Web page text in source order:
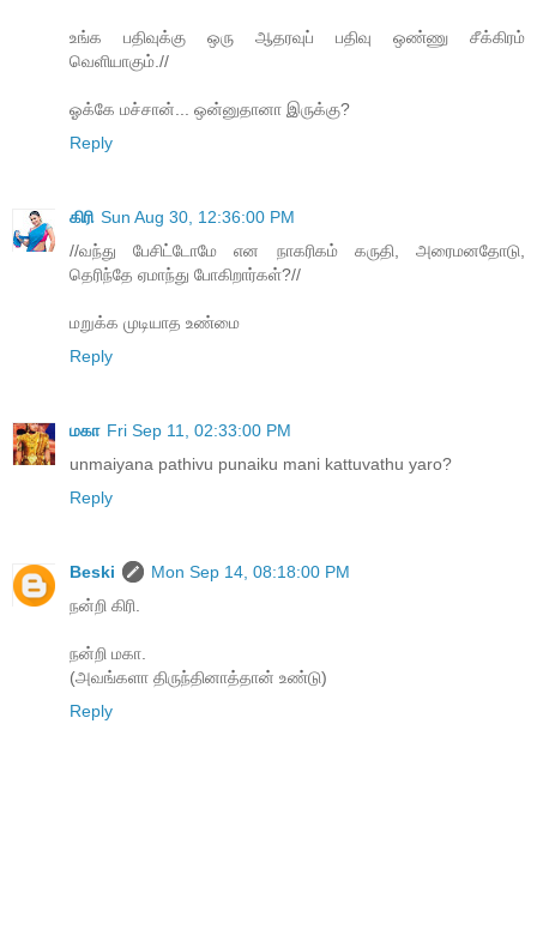
உங்க பதிவுக்கு ஒரு ஆதரவுப் பதிவு ஒண்ணு சீக்கிரம்
வெளியாகும்.//
ஓக்கே மச்சான்... ஒன்னுதானா இருக்கு?
Reply
கிரி Sun Aug 30, 12:36:00 PM
//வந்து பேசிட்டோமே என நாகரிகம் கருதி, அரைமனதோடு,
தெரிந்தே ஏமாந்து போகிறார்கள்?//
மறுக்க முடியாத உண்மை
Reply
மகா Fri Sep 11, 02:33:00 PM
unmaiyana pathivu punaiku mani kattuvathu yaro?
Reply
Beski
Mon Sep 14, 08:18:00 PM
நன்றி கிரி.
நன்றி மகா.
(அவங்களா திருந்தினாத்தான் உண்டு)
Reply